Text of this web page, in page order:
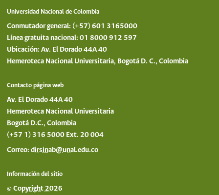
Universidad Nacional de Colombia
Conmutador general: (+57) 601 3165000
Línea gratuita nacional: 01 8000 912 597
Ubicación: Av. El Dorado 44A 40
Hemeroteca Nacional Universitaria, Bogotá D. C., Colombia
Contacto página web
Av. El Dorado 44A 40
Hemeroteca Nacional Universitaria
Bogotá D.C., Colombia
(+57 1) 316 5000 Ext. 20 004
Correo: dirsinab@unal.edu.co
Información del sitio
© Copyright 2026